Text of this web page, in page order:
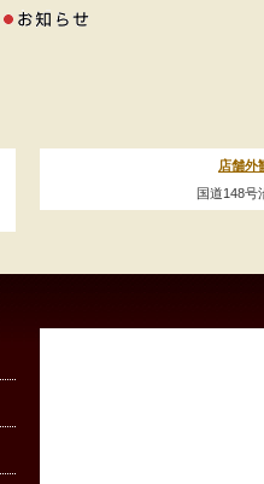
店舗外
国道148号